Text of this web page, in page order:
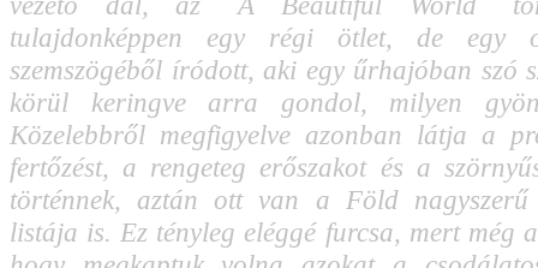
tulajdonképpen egy régi ötlet, de egy
szemszögéből íródott, aki egy űrhajóban szó
körül keringve arra gondol, milyen
Közelebbről megfigyelve azonban látja a
fertőzést, a rengeteg erőszakot és a
történnek, aztán ott van a Föld
listája is. Ez tényleg eléggé furcsa, mert még